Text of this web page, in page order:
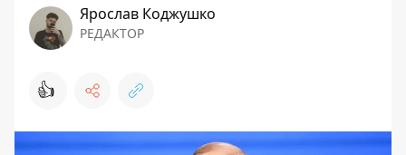
Ярослав Коджушко
РЕДАКТОР
👍